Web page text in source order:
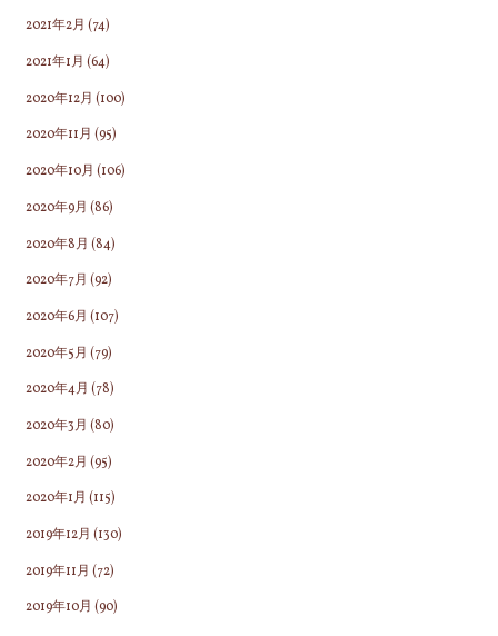
2021年2月 (74)
2021年1月 (64)
2020年12月 (100)
2020年11月 (95)
2020年10月 (106)
2020年9月 (86)
2020年8月 (84)
2020年7月 (92)
2020年6月 (107)
2020年5月 (79)
2020年4月 (78)
2020年3月 (80)
2020年2月 (95)
2020年1月 (115)
2019年12月 (130)
2019年11月 (72)
2019年10月 (90)